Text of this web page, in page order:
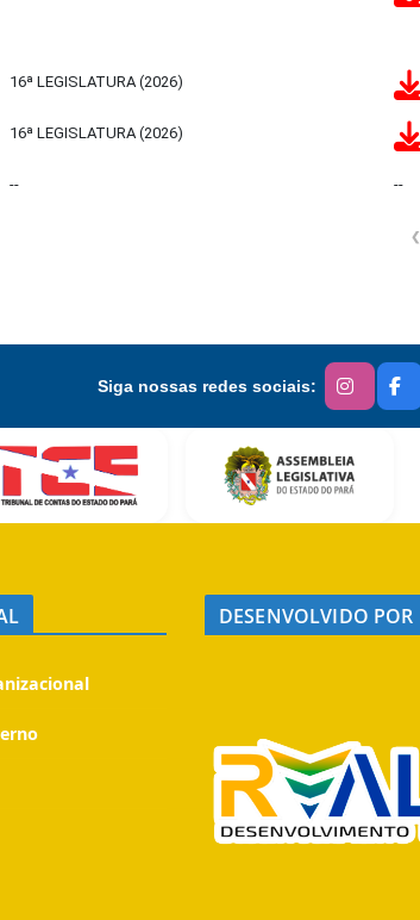
16ª LEGISLATURA (2026)
16ª LEGISLATURA (2026)
-- --
❮
Siga nossas redes sociais:
DESENVOLVIDO POR